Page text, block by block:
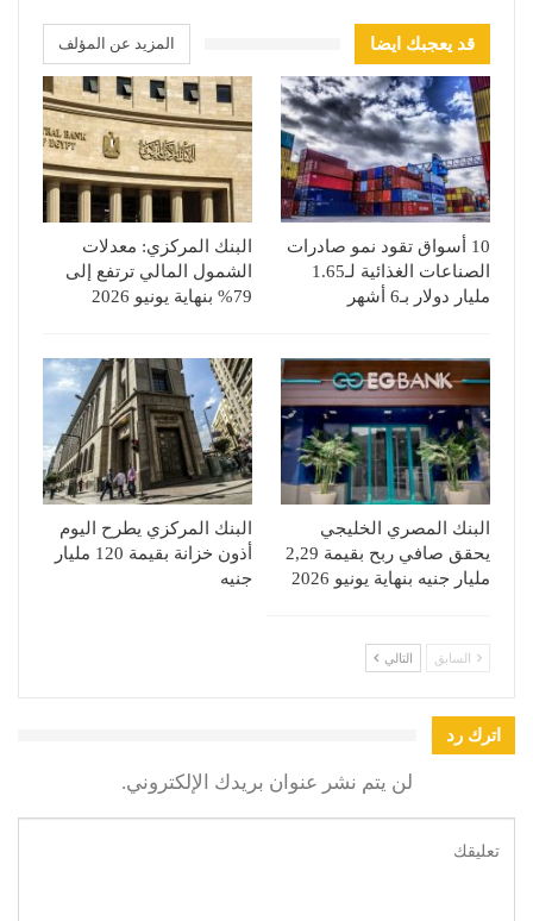
قد يعجبك ايضا المزيد عن المؤلف
10 أسواق تقود نمو صادرات
الصناعات الغذائية لـ1.65
مليار دولار بـ6 أشهر
البنك المركزي: معدلات
الشمول المالي ترتفع إلى
79% بنهاية يونيو 2026
البنك المصري الخليجي
يحقق صافي ربح بقيمة 2,29
مليار جنيه بنهاية يونيو 2026
البنك المركزي يطرح اليوم
أذون خزانة بقيمة 120 مليار
جنيه
السابق التالي
اترك رد
لن يتم نشر عنوان بريدك الإلكتروني.